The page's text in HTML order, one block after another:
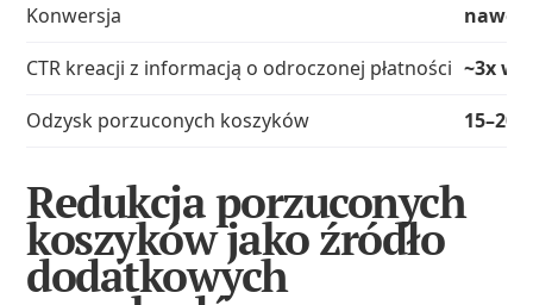
Konwersja
nawet
CTR kreacji z informacją o odroczonej płatności ~3x
Odzysk porzuconych koszyków
15–20%
Redukcja porzuconych
koszyków jako źródło
dodatkowych